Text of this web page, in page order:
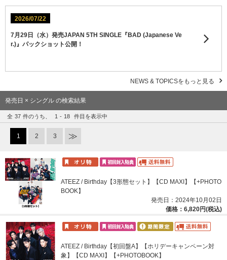
2026/07/22
7月29日（水）発売JAPAN 5TH SINGLE『BAD (Japanese Ve
r.)』パックショット公開！
NEWS & TOPICSをもっと見る
発売日 × シングル の検索結果
全 37 件のうち、 1 - 18 件目を表示中
1 2 3
ATEEZ / Birthday【3形態セット】【CD MAXI】【+PHOTO
BOOK】
発売日：2024年10月02日
価格：6,820円(税込)
ATEEZ / Birthday【初回盤A】【ホリデーキャンペーン対
象】【CD MAXI】【+PHOTOBOOK】